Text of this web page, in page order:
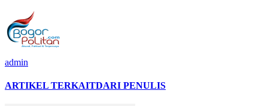
admin
ARTIKEL TERKAITDARI PENULIS